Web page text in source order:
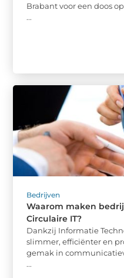
Brabant voor een doos
...
Bedrijven
Waarom maken
Circulaire IT?
Dankzij Informatie
slimmer, efficiënter en
gemak in
...